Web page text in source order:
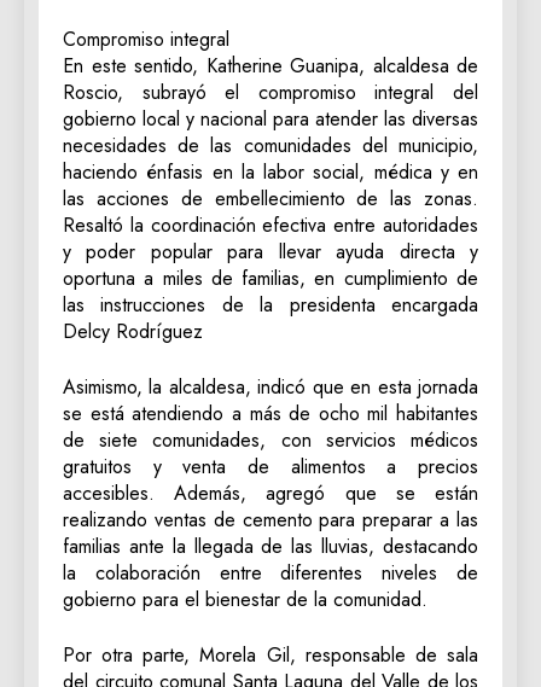
Compromiso integral
En este sentido, Katherine Guanipa, alcaldesa de
Roscio, subrayó el compromiso integral del
gobierno local y nacional para atender las diversas
necesidades de las comunidades del municipio,
haciendo énfasis en la labor social, médica y en
las acciones de embellecimiento de las zonas.
Resaltó la coordinación efectiva entre autoridades
y poder popular para llevar ayuda directa y
oportuna a miles de familias, en cumplimiento de
las instrucciones de la presidenta encargada
Delcy Rodríguez
Asimismo, la alcaldesa, indicó que en esta jornada
se está atendiendo a más de ocho mil habitantes
de siete comunidades, con servicios médicos
gratuitos y venta de alimentos a precios
accesibles. Además, agregó que se están
realizando ventas de cemento para preparar a las
familias ante la llegada de las lluvias, destacando
la colaboración entre diferentes niveles de
gobierno para el bienestar de la comunidad.
Por otra parte, Morela Gil, responsable de sala